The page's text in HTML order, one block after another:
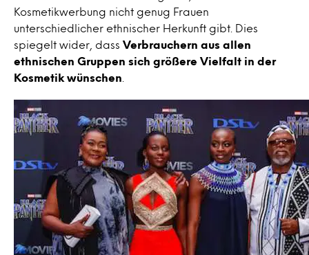
Kosmetikwerbung nicht genug Frauen
unterschiedlicher ethnischer Herkunft gibt. Dies
spiegelt wider, dass Verbrauchern aus allen
ethnischen Gruppen sich größere Vielfalt in der
Kosmetik wünschen